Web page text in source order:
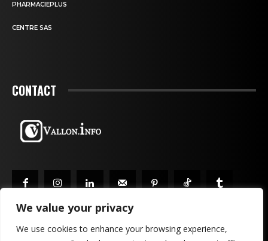
We value your privacy
We use cookies to enhance your browsing experience,
PHARMACIEPLUS
CENTRE SAS
CONTACT